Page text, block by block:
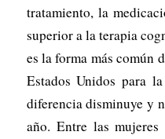
tratamiento, la
superior a la terapia
es la forma más común
Estados Unidos para
diferencia disminuye y
año. Entre las